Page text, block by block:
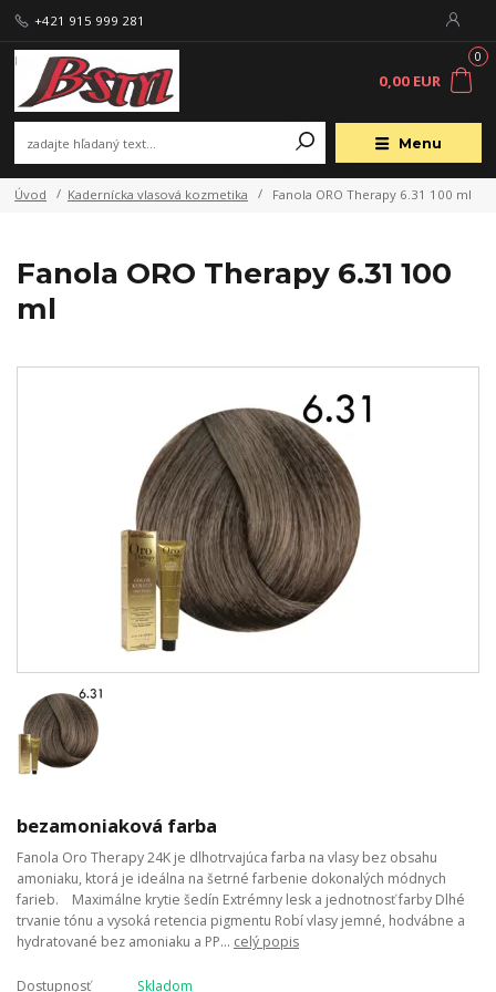
Menu
+421 915 999 281
0
0,00 EUR
Úvod Kadernícka vlasová kozmetika Fanola ORO Therapy 6.31 100 ml
Fanola ORO Therapy 6.31 100
ml
bezamoniaková farba
Fanola Oro Therapy 24K je dlhotrvajúca farba na vlasy bez obsahu
amoniaku, ktorá je ideálna na šetrné farbenie dokonalých módnych
farieb. Maximálne krytie šedín Extrémny lesk a jednotnosť farby Dlhé
trvanie tónu a vysoká retencia pigmentu Robí vlasy jemné, hodvábne a
hydratované bez amoniaku a PP... celý popis
Dostupnosť Skladom